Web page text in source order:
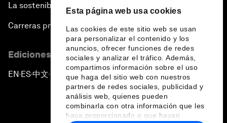
Esta página web usa cookies
Las cookies de este sitio web se usan
para personalizar el contenido y los
anuncios, ofrecer funciones de redes
sociales y analizar el tráfico. Además,
compartimos información sobre el uso
que haga del sitio web con nuestros
partners de redes sociales, publicidad y
análisis web, quienes pueden
combinarla con otra información que les
haya proporcionado o que hayan
La sostenibilidad en el Foro
Carreras profesionales
Ediciones en otros idiomas
EN ▪ES▪中文▪ 日本語